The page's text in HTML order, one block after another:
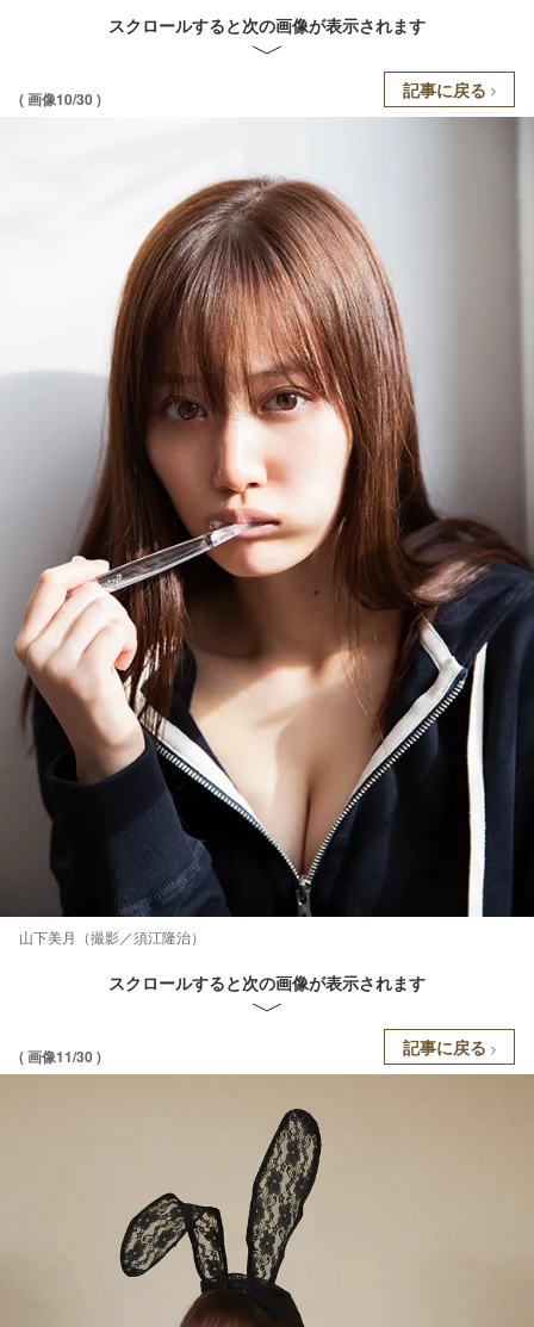
スクロールすると次の画像が表示されます
( 画像10/30 ) 記事に戻る
山下美月（撮影／須江隆治）
スクロールすると次の画像が表示されます
( 画像11/30 ) 記事に戻る